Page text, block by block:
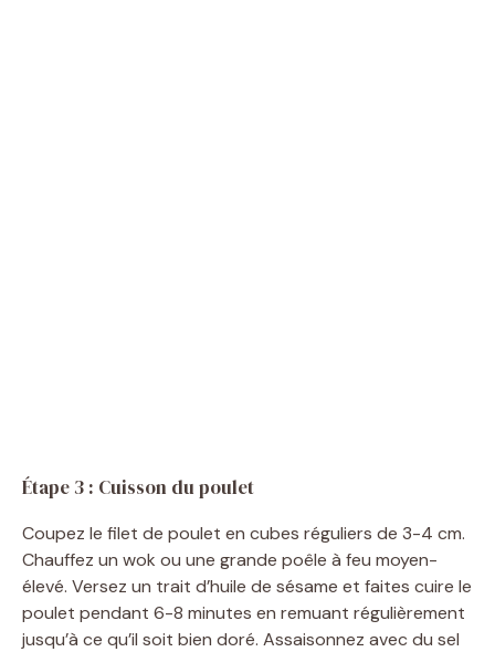
Étape 3 : Cuisson du poulet
Coupez le filet de poulet en cubes réguliers de 3-4 cm.
Chauffez un wok ou une grande poêle à feu moyen-
élevé. Versez un trait d’huile de sésame et faites cuire le
poulet pendant 6-8 minutes en remuant régulièrement
jusqu’à ce qu’il soit bien doré. Assaisonnez avec du sel